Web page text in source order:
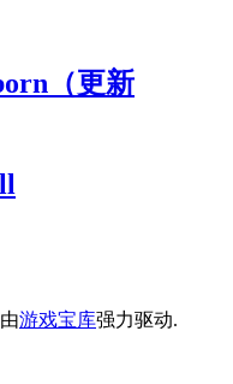
（更新
游戏宝库强力驱动.